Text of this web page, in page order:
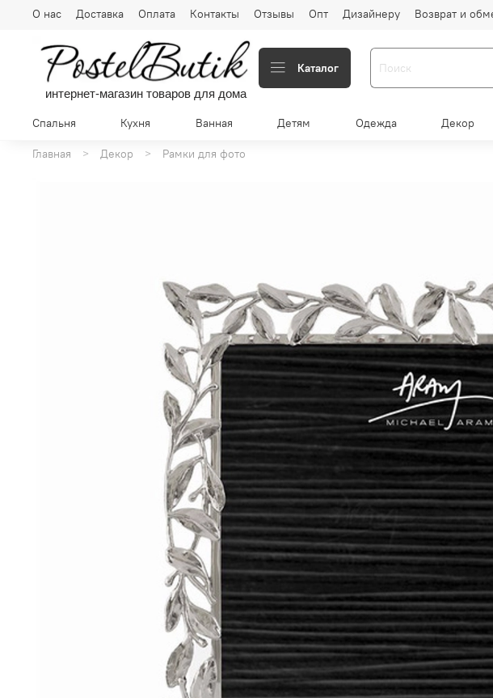
О нас Доставка Оплата Контакты Отзывы Опт Дизайнеру Возврат и
интернет-магазин товаров для дома
Каталог
Спальня Кухня Ванная Детям Одежда Декор
Главная Декор Рамки для фото